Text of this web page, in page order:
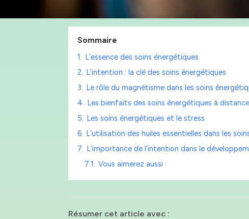
Sommaire
1.
L’essence des soins énergétiques
2.
L’intention : la clé des soins énergétiques
3.
Le rôle du magnétisme dans les soins
4.
Les bienfaits des soins énergétiques à distance
5.
Les soins énergétiques et le stress
6. L’utilisation des huiles essentielles dans les
7.
L’importance de l’intention dans le
7.1.
Vous aimerez aussi :
Résumer cet article avec :